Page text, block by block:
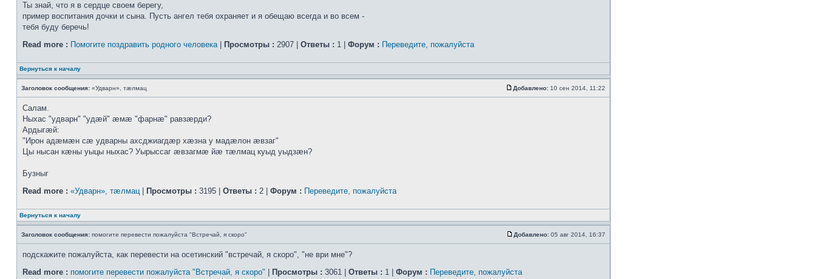
Ты знай, что я в сердце своем берегу,
пример воспитания дочки и сына. Пусть ангел тебя охраняет и я обещаю всегда и во всем -
тебя буду беречь!
Read more : Помогите поздравить родного человека| Просмотры : 2907 | Ответы : 1 | Форум : Переведите, пожалуйста
Вернуться к началу
Заголовок сообщения: «Удварн», тæлмац Добавлено: 10 сен 2014, 11:22
Салам.
Ныхас "удварн" "удæй" æмæ "фарнæ" равзæрди?
Ардыгæй:
"Ирон адæмæн сæ удварны ахсджиагдæр хæзна у мадæлон æвзаг"
Цы нысан кæны уыцы ныхас? Уырыссаг æвзагмæ йæ тæлмац куыд уыдзæн?
Бузныг
Read more : «Удварн», тæлмац| Просмотры : 3195 | Ответы : 2 | Форум : Переведите, пожалуйста
Вернуться к началу
Заголовок сообщения: помогите перевести пожалуйста "Встречай, я скоро" Добавлено: 05 авг 2014, 16:37
подскажите пожалуйста, как перевести на осетинский "встречай, я скоро", "не ври мне"?
Read more : помогите перевести пожалуйста "Встречай, я скоро" Просмотры : 3061 | Ответы : 1 | Форум : Переведите, пожалуйста